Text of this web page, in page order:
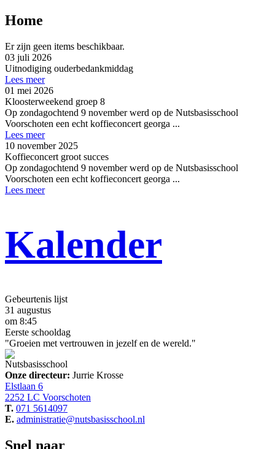
Home
Er zijn geen items beschikbaar.
03 juli 2026
Uitnodiging ouderbedankmiddag
Lees meer
01 mei 2026
Kloosterweekend groep 8
Op zondagochtend 9 november werd op de Nutsbasisschool
Voorschoten een echt koffieconcert georga ...
Lees meer
10 november 2025
Koffieconcert groot succes
Op zondagochtend 9 november werd op de Nutsbasisschool
Voorschoten een echt koffieconcert georga ...
Lees meer
Kalender
Gebeurtenis lijst
31 augustus
om 8:45
Eerste schooldag
"Groeien met vertrouwen in jezelf en de wereld."
Nutsbasisschool
Onze directeur: Jurrie Krosse
Elstlaan 6
2252 LC Voorschoten
T. 071 5614097
E. administratie@nutsbasisschool.nl
Snel naar